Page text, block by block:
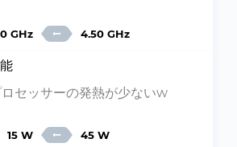
GHz 4.50 GHz
セッサーの発熱が少ないw
15 W 45 W